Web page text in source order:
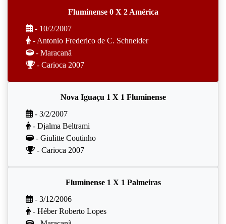
Fluminense 0 X 2 América
- 10/2/2007
- Antonio Frederico de C. Schneider
- Maracanã
- Carioca 2007
Nova Iguaçu 1 X 1 Fluminense
- 3/2/2007
- Djalma Beltrami
- Giulitte Coutinho
- Carioca 2007
Fluminense 1 X 1 Palmeiras
- 3/12/2006
- Héber Roberto Lopes